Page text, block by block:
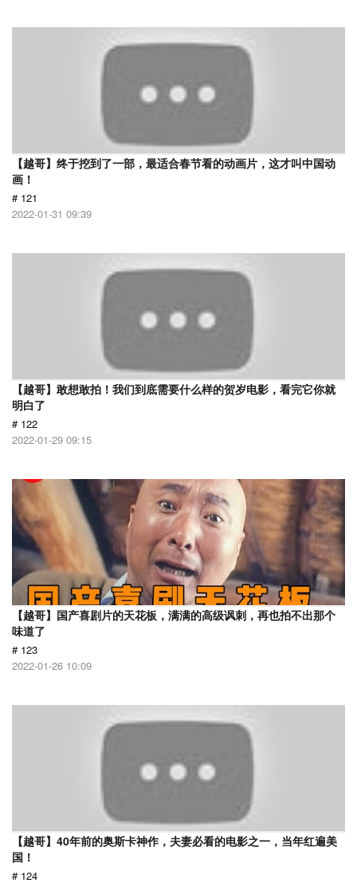
【越哥】终于挖到了一部，最适合春节看的动画片，这才叫中国动
画！
# 121
2022-01-31 09:39
【越哥】敢想敢拍！我们到底需要什么样的贺岁电影，看完它你就
明白了
# 122
2022-01-29 09:15
【越哥】国产喜剧片的天花板，满满的高级讽刺，再也拍不出那个
味道了
# 123
2022-01-26 10:09
【越哥】40年前的奥斯卡神作，夫妻必看的电影之一，当年红遍美
国！
# 124